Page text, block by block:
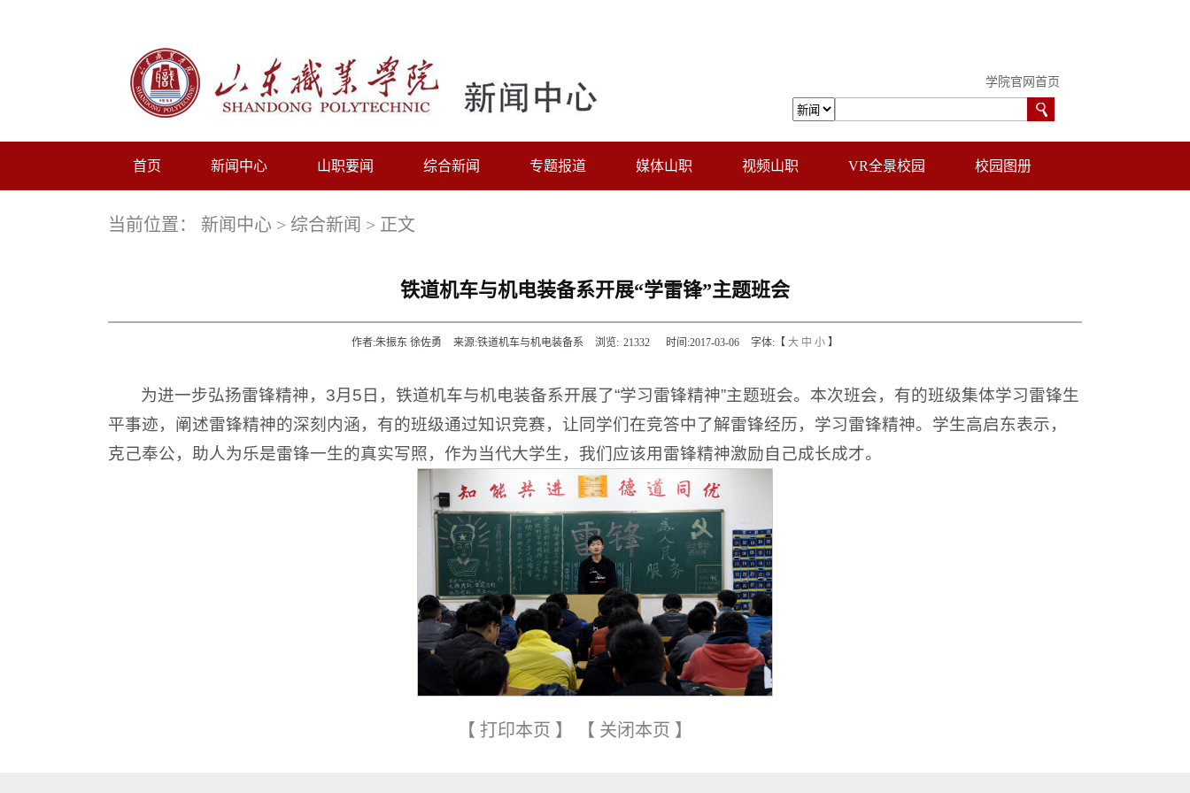
学院官网首页
首页 新闻中心 山职要闻 综合新闻 专题报道 媒体山职 视频山职 VR全景校园 校园图册
当前位置： 新闻中心 > 综合新闻 > 正文
铁道机车与机电装备系开展“学雷锋”主题班会
作者:朱振东 徐佐勇 来源:铁道机车与机电装备系 浏览: 21332 时间:2017-03-06 字体:【 大 中 小 】
为进一步弘扬雷锋精神，3月5日，铁道机车与机电装备系开展了“学习雷锋精神”主题班会。本次班会，有的班级集体学习雷锋生
平事迹，阐述雷锋精神的深刻内涵，有的班级通过知识竞赛，让同学们在竞答中了解雷锋经历，学习雷锋精神。学生高启东表示，
克己奉公，助人为乐是雷锋一生的真实写照，作为当代大学生，我们应该用雷锋精神激励自己成长成才。
【 打印本页 】 【 关闭本页 】